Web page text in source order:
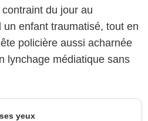
du jour au
enfant traumatisé, tout en
policière aussi acharnée
lynchage médiatique sans
yeux